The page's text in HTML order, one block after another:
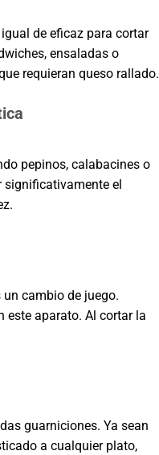
de eficaz para cortar
ensaladas o
requieran queso rallado.
pepinos, calabacines o
significativamente el
cambio de juego.
este aparato. Al cortar la
guarniciones. Ya sean
a cualquier plato,